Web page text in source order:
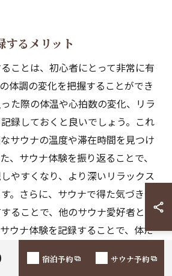
するメリット
ことは、初心者にとって非常に有
体調の変化を把握することができ
た際の体温や心拍数の変化、リラ
録しておくと良いでしょう。これ
サウナの温度や滞在時間を見つけ
、サウナ体験を振り返ることで、
やすくなり、より深いリラックス
。さらに、サウナで得た気づきや
ることで、他のサウナ愛好者との
ウナ体験を記録することで、体だ
宿泊予約 サウナ予約